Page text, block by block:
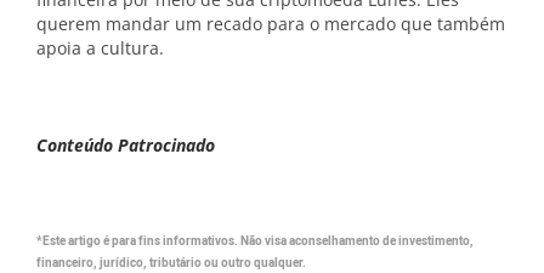
querem mandar um recado para o mercado que também
apoia a cultura.
Conteúdo Patrocinado
*Este artigo é para fins informativos. Não visa aconselhamento de investimento,
financeiro, jurídico, tributário ou outro qualquer.